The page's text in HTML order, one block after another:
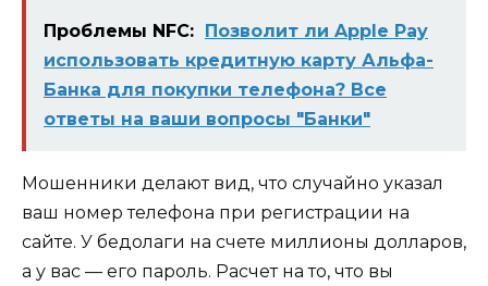
Проблемы NFC: Позволит ли Apple Pay
использовать кредитную карту Альфа-
Банка для покупки телефона? Все
ответы на ваши вопросы "Банки"
Мошенники делают вид, что случайно указал
ваш номер телефона при регистрации на
сайте. У бедолаги на счете миллионы долларов,
а у вас — его пароль. Расчет на то, что вы